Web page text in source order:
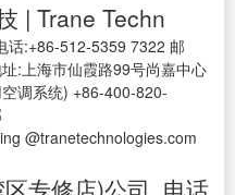
| Trane Techn
话:+86-512-5359 7322 邮
:上海市仙霞路99号尚嘉中心
调系统) +86-400-820-
@tranetechnologies.com